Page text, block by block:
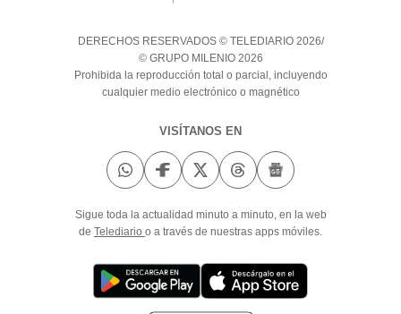
DERECHOS RESERVADOS © TELEDIARIO 2026/
© GRUPO MILENIO 2026
Prohibida la reproducción total o parcial, incluyendo
cualquier medio electrónico o magnético
VISÍTANOS EN
Sigue toda la actualidad minuto a minuto, en la web
de Telediario o a través de nuestras apps móviles.